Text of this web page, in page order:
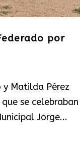
por
y Matilda Pérez
se celebraban
Jorge...